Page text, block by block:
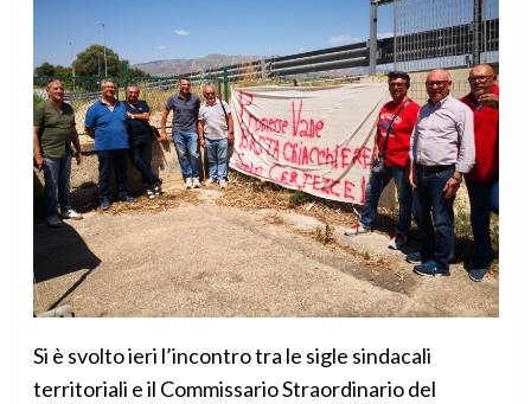
Si è svolto ieri l’incontro tra le sigle sindacali
territoriali e il Commissario Straordinario del